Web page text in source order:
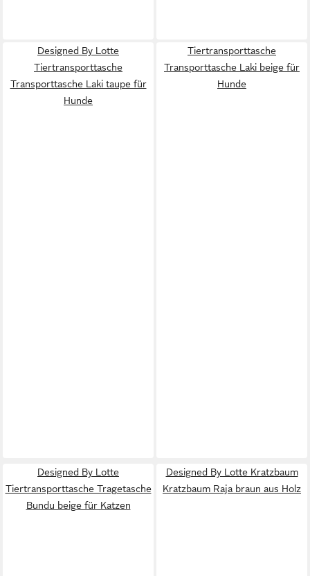
Designed By Lotte
Tiertransporttasche
Transporttasche Laki taupe für
Hunde
Tiertransporttasche
Transporttasche Laki beige für
Hunde
Designed By Lotte
Tiertransporttasche Tragetasche
Bundu beige für Katzen
Designed By Lotte Kratzbaum
Kratzbaum Raja braun aus Holz